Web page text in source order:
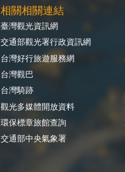
相關相關連結
臺灣觀光資訊網
交通部觀光署行政資訊網
台灣好行旅遊服務網
台灣觀巴
台灣騎跡
觀光多媒體開放資料
環保標章旅館查詢
交通部中央氣象署